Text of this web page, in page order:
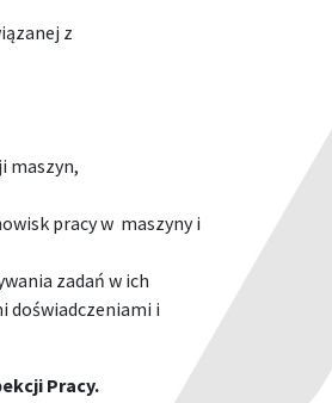
z
maszyn,
pracy w maszyny i
zadań w ich
doświadczeniami i
Pracy.